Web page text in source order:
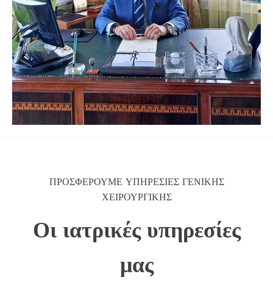
ΠΡΟΣΦΕΡΟΥΜΕ ΥΠΗΡΕΣΙΕΣ ΓΕΝΙΚΗΣ
ΧΕΙΡΟΥΡΓΙΚΗΣ
Οι ιατρικές υπηρεσίες
μας